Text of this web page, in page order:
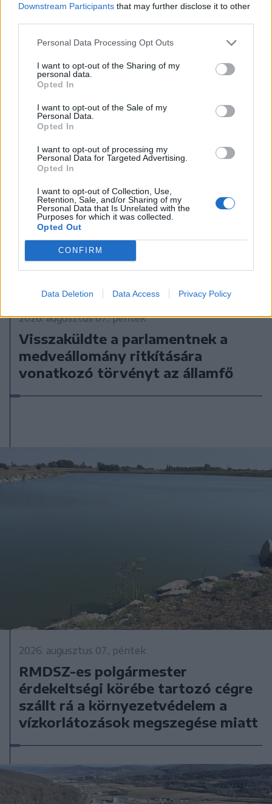
Downstream Participants that may further disclose it to other
Personal Data Processing Opt Outs
I want to opt-out of the Sharing of my
personal data.
Opted In
I want to opt-out of the Sale of my
Personal Data.
Opted In
I want to opt-out of processing my
Personal Data for Targeted Advertising.
Opted In
I want to opt-out of Collection, Use,
Retention, Sale, and/or Sharing of my
Personal Data that Is Unrelated with the
Purposes for which it was collected.
Opted Out
CONFIRM
Data Deletion Data Access Privacy Policy
Láthatatlanul apadnak Erdély
egy nyári zivatar
2026. augusztus 07., péntek
Visszaküldte a parlamentnek a
medveállomány ritkítására
vonatkozó törvényt az államfő
2026. augusztus 07., péntek
RMDSZ-es polgármester
érdekeltségi körébe tartozó cégre
szállt rá a környezetvédelem a
vízkorlátozások megszegése miatt